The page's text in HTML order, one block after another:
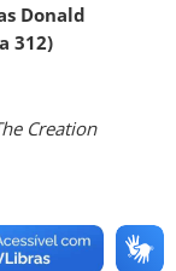
Donald
312)
Creation